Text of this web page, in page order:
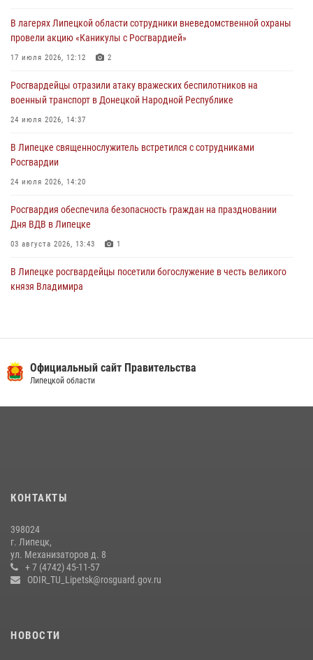
Сотрудники Росгвардии продолжают контроль безопасности
детских оздоровительно-образовательных объектов в Липецкой
31 июля 2026, 14:17
Росгвардия обеспечивает безопасность граждан на южном
31 июля 2026, 08:17 1
В лагерях Липецкой области сотрудники вневедомственной охраны
провели акцию «Каникулы с Росгвардией»
17 июля 2026, 12:12 2
Росгвардейцы отразили атаку вражеских беспилотников на
военный транспорт в Донецкой Народной Республике
24 июля 2026, 14:37
В Липецке священнослужитель встретился с сотрудниками
Росгвардии
24 июля 2026, 14:20
Росгвардия обеспечила безопасность граждан на праздновании
Дня ВДВ в Липецке
03 августа 2026, 13:43 1
В Липецке росгвардейцы посетили богослужение в честь великого
князя Владимира
24 июля 2026, 14:32 1
17 июля 2026, 12:26
вневедомственной охраны Росгвардии за первое полугодие
15 июля 2026, 14:58
Официальный сайт Правительства
Липецкой области
КОНТАКТЫ
398024
г. Липецк,
ул. Механизаторов д. 8
+ 7 (4742) 45-11-57
ODIR_TU_Lipetsk@rosguard.gov.ru
НОВОСТИ